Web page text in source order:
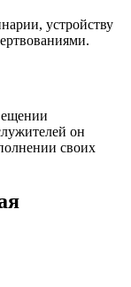
устройству
он
своих